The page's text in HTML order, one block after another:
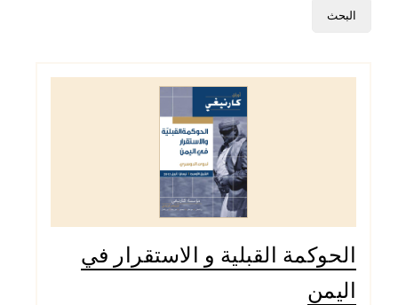
الحوكمة القبلية و الاستقرار في
اليمن